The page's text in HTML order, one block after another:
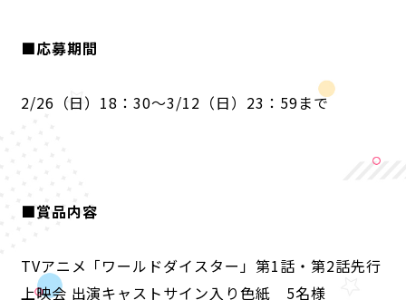
■応募期間
2/26（日）18：30～3/12（日）23：59まで
■賞品内容
TVアニメ「ワールドダイスター」第1話・第2話先行
上映会 出演キャストサイン入り色紙 5名様